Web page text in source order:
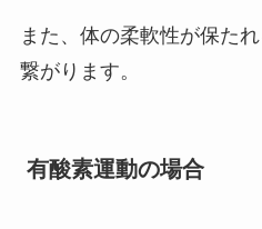
また、体の柔軟性が保た
繋がります。
有酸素運動の場合